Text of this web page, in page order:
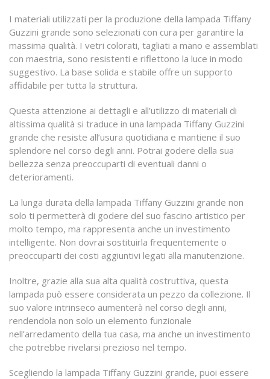
I materiali utilizzati per la produzione della lampada Tiffany
Guzzini grande sono selezionati con cura per garantire la
massima qualità. I vetri colorati, tagliati a mano e assemblati
con maestria, sono resistenti e riflettono la luce in modo
suggestivo. La base solida e stabile offre un supporto
affidabile per tutta la struttura.
Questa attenzione ai dettagli e all’utilizzo di materiali di
altissima qualità si traduce in una lampada Tiffany Guzzini
grande che resiste all’usura quotidiana e mantiene il suo
splendore nel corso degli anni. Potrai godere della sua
bellezza senza preoccuparti di eventuali danni o
deterioramenti.
La lunga durata della lampada Tiffany Guzzini grande non
solo ti permetterà di godere del suo fascino artistico per
molto tempo, ma rappresenta anche un investimento
intelligente. Non dovrai sostituirla frequentemente o
preoccuparti dei costi aggiuntivi legati alla manutenzione.
Inoltre, grazie alla sua alta qualità costruttiva, questa
lampada può essere considerata un pezzo da collezione. Il
suo valore intrinseco aumenterà nel corso degli anni,
rendendola non solo un elemento funzionale
nell’arredamento della tua casa, ma anche un investimento
che potrebbe rivelarsi prezioso nel tempo.
Scegliendo la lampada Tiffany Guzzini grande, puoi essere